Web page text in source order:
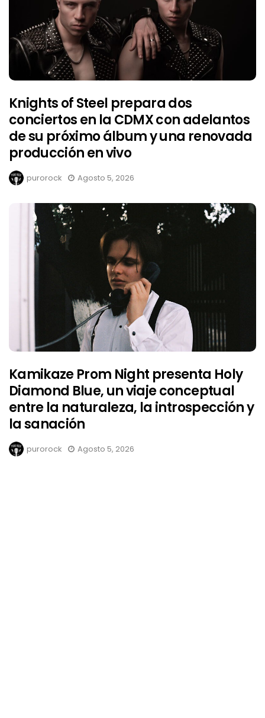
Knights of Steel prepara dos
conciertos en la CDMX con adelantos
de su próximo álbum y una renovada
producción en vivo
purorock Agosto 5, 2026
Kamikaze Prom Night presenta Holy
Diamond Blue, un viaje conceptual
entre la naturaleza, la introspección y
la sanación
purorock Agosto 5, 2026